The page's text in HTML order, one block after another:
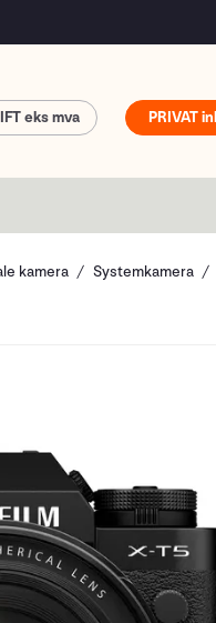
PRIVAT
kamera Systemkamera